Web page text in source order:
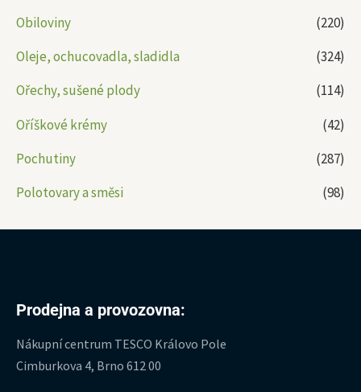
Obiloviny
(220)
Oleje, ochucovadla, sladidla
(324)
Ořechy, sušené plody
(114)
Oříškové krémy
(42)
Pochutiny
(287)
Polotovary a směsi
(98)
Prodejna a provozovna:
Nákupní centrum TESCO Královo Pole
Cimburkova 4, Brno 612 00